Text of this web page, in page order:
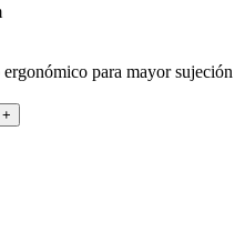
ergonómico para mayor sujeción